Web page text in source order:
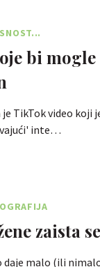
bi
TikTok video koji
inte…
zaista
malo (ili